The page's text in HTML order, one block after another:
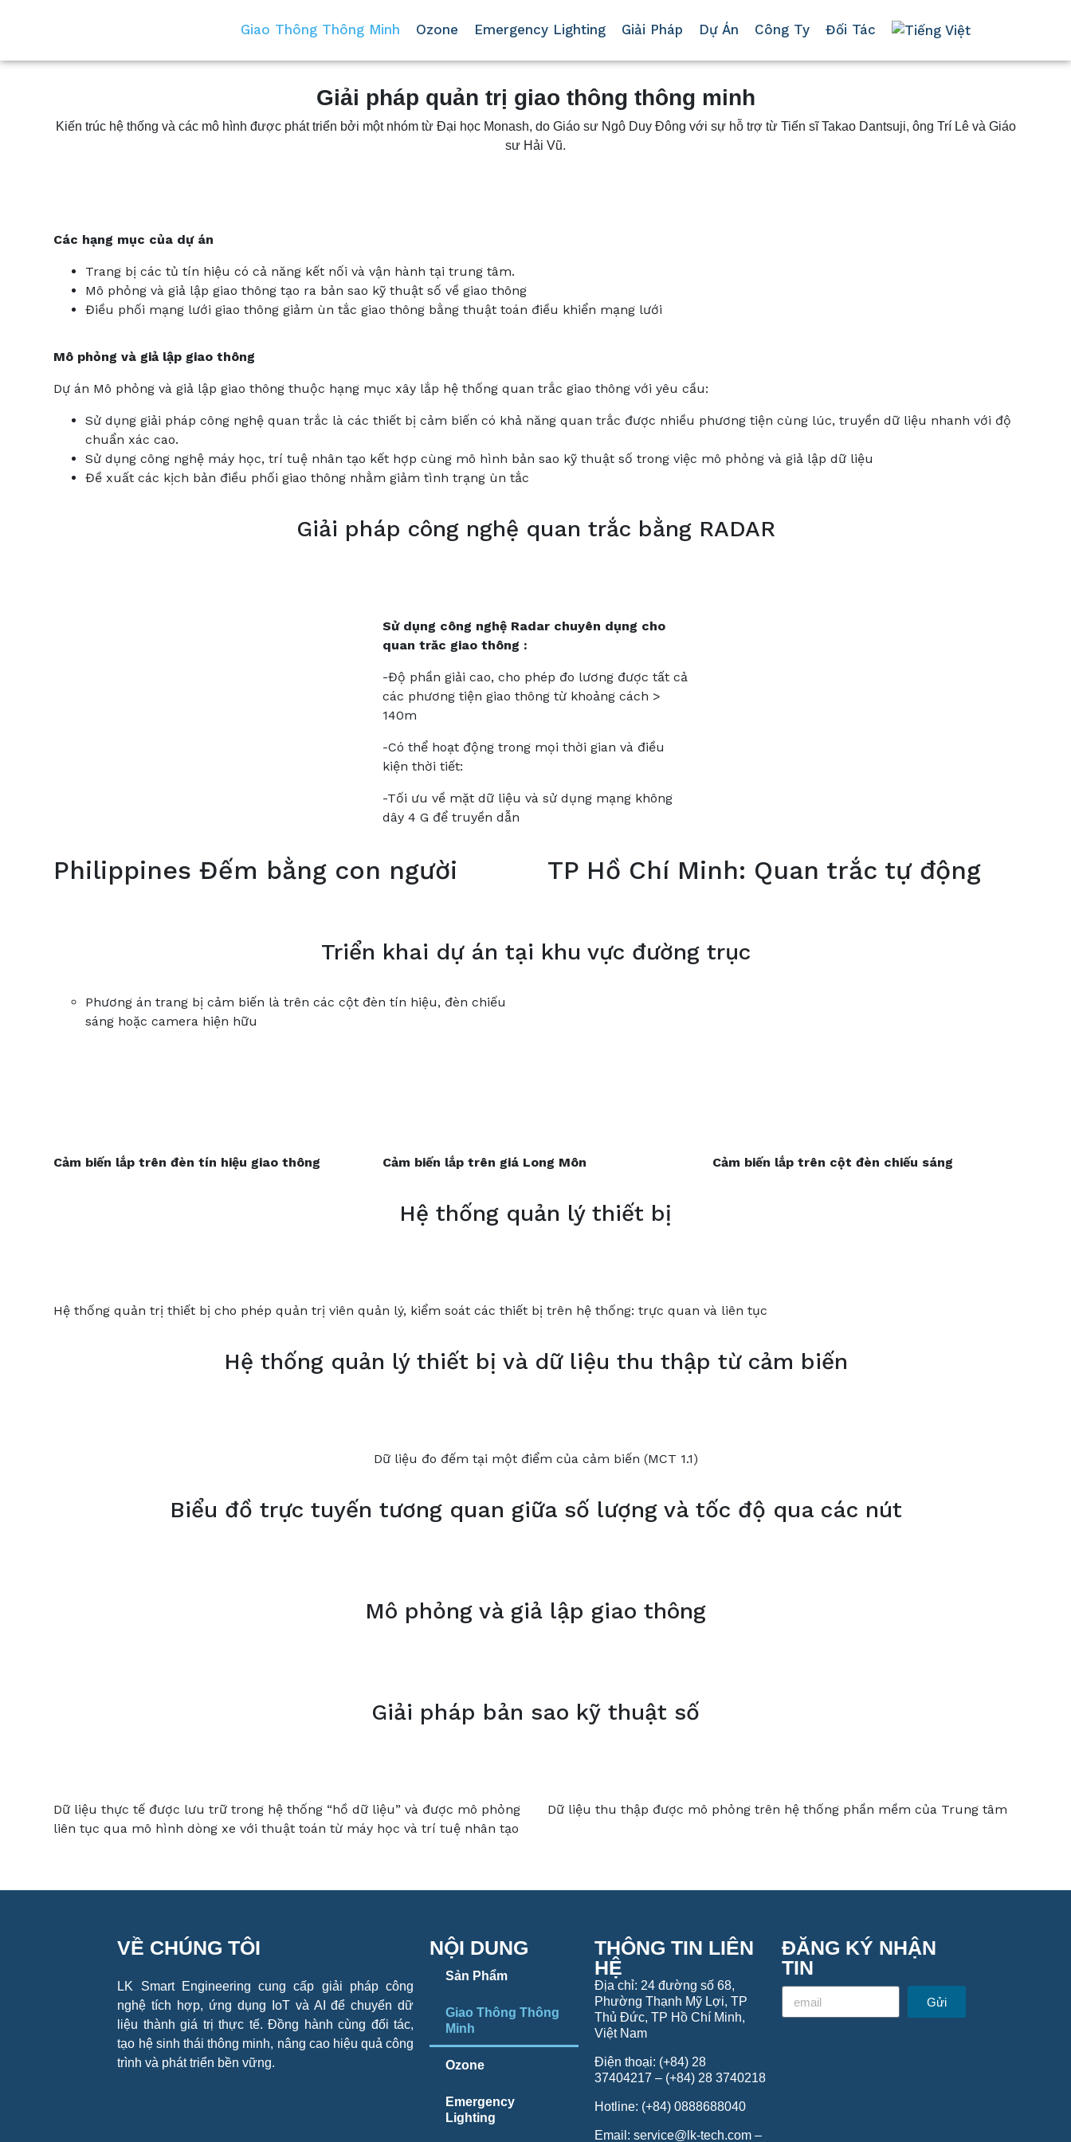
Giao Thông Thông Minh Ozone Emergency Lighting Giải Pháp Dự Án Công Ty Đối Tác
Giải pháp quản trị giao thông thông minh
Kiến trúc hệ thống và các mô hình được phát triển bởi một nhóm từ Đại học Monash, do Giáo sư Ngô Duy Đông với sự hỗ trợ từ Tiến sĩ Takao Dantsuji, ông Trí Lê và Giáo
sư Hải Vũ.
Các hạng mục của dự án
Trang bị các tủ tín hiệu có cả năng kết nối và vận hành tại trung tâm.
Mô phỏng và giả lập giao thông tạo ra bản sao kỹ thuật số về giao thông
Điều phối mạng lưới giao thông giảm ùn tắc giao thông bằng thuật toán điều khiển mạng lưới
Mô phỏng và giả lập giao thông
Dự án Mô phỏng và giả lập giao thông thuộc hạng mục xây lắp hệ thống quan trắc giao thông với yêu cầu:
Sử dụng giải pháp công nghệ quan trắc là các thiết bị cảm biến có khả năng quan trắc được nhiều phương tiện cùng lúc, truyền dữ liệu nhanh với độ
chuẩn xác cao.
Sử dụng công nghệ máy học, trí tuệ nhân tạo kết hợp cùng mô hình bản sao kỹ thuật số trong việc mô phỏng và giả lập dữ liệu
Đề xuất các kịch bản điều phối giao thông nhằm giảm tình trạng ùn tắc
Giải pháp công nghệ quan trắc bằng RADAR
Sử dụng công nghệ Radar chuyên dụng cho
quan trăc giao thông :
-Độ phần giải cao, cho phép đo lương được tất cả
các phương tiện giao thông từ khoảng cách >
140m
-Có thể hoạt động trong mọi thời gian và điều
kiện thời tiết:
-Tối ưu về mặt dữ liệu và sử dụng mạng không
dây 4 G để truyền dẫn
Philippines Đếm bằng con người TP Hồ Chí Minh: Quan trắc tự động
Triển khai dự án tại khu vực đường trục
Phương án trang bị cảm biến là trên các cột đèn tín hiệu, đèn chiếu
sáng hoặc camera hiện hữu
Cảm biến lắp trên đèn tín hiệu giao thông Cảm biến lắp trên giá Long Môn Cảm biến lắp trên cột đèn chiếu sáng
Hệ thống quản lý thiết bị
Hệ thống quản trị thiết bị cho phép quản trị viên quản lý, kiểm soát các thiết bị trên hệ thống: trực quan và liên tục
Hệ thống quản lý thiết bị và dữ liệu thu thập từ cảm biến
Dữ liệu đo đếm tại một điểm của cảm biến (MCT 1.1)
Biểu đồ trực tuyến tương quan giữa số lượng và tốc độ qua các nút
Mô phỏng và giả lập giao thông
Giải pháp bản sao kỹ thuật số
Dữ liệu thực tế được lưu trữ trong hệ thống “hồ dữ liệu” và được mô phỏng
liên tục qua mô hình dòng xe với thuật toán từ máy học và trí tuệ nhân tạo
Dữ liệu thu thập được mô phỏng trên hệ thống phần mềm của Trung tâm
VỀ CHÚNG TÔI
LK Smart Engineering cung cấp giải pháp công
nghệ tích hợp, ứng dụng IoT và AI để chuyển dữ
liệu thành giá trị thực tế. Đồng hành cùng đối tác,
tạo hệ sinh thái thông minh, nâng cao hiệu quả công
trình và phát triển bền vững.
NỘI DUNG
Sản Phẩm
Giao Thông Thông
Minh
Ozone
Emergency
Lighting
THÔNG TIN LIÊN
HỆ
Địa chỉ: 24 đường số 68,
Phường Thạnh Mỹ Lợi, TP
Thủ Đức, TP Hồ Chí Minh,
Việt Nam
Điện thoại: (+84) 28
37404217 – (+84) 28 3740218
Hotline: (+84) 0888688040
Email: service@lk-tech.com –
ĐĂNG KÝ NHẬN
TIN
Gửi